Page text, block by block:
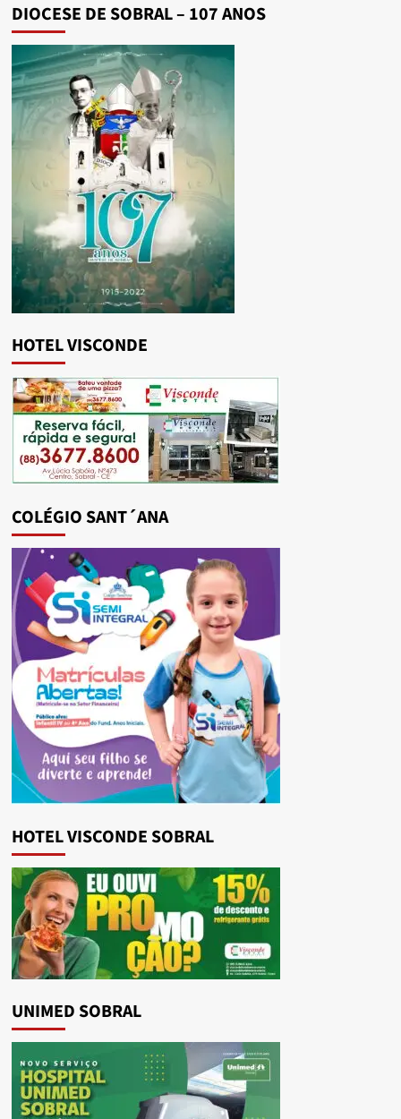
DIOCESE DE SOBRAL – 107 ANOS
HOTEL VISCONDE
COLÉGIO SANT´ANA
HOTEL VISCONDE SOBRAL
UNIMED SOBRAL